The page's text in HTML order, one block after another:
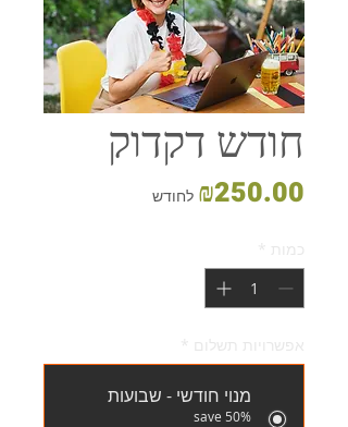
חודש דקדוק
₪250.00מחיר
לחודש
מנוי חודשי - שבועות
save 50%